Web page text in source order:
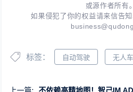
或源作者所有。
如果侵犯了你的权益请来信告知
标签： 自动驾驶 无人车